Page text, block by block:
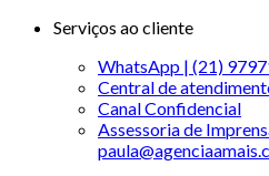
Serviços ao cliente
WhatsApp | (21)
Central de
Canal Confidencial
Assessoria de